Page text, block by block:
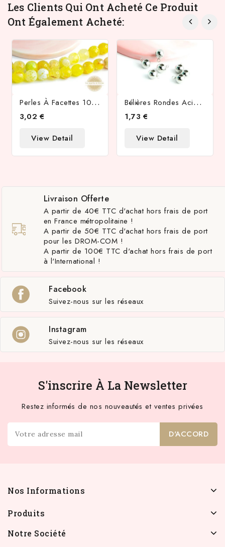
Les Clients Qui Ont Acheté Ce Produit
Ont Également Acheté:
P
Erles À Facettes 10mm Agate Naturelle Teintée Jaune
3,02 €
View Detail
B
Élières Rondes Acier Inoxydable Couleur Acier Pour Cordon 3mm
1,73 €
View Detail
Livraison Offerte
A partir de 40€ TTC d'achat hors frais de port
en France métropolitaine !
A partir de 50€ TTC d'achat hors frais de port
pour les DROM-COM !
A partir de 100€ TTC d'achat hors frais de port
à l'International !
Facebook
Suivez-nous sur les réseaux
Instagram
Suivez-nous sur les réseaux
S'inscrire À La Newsletter
Restez informés de nos nouveautés et ventes privées
Nos Informations
Produits
Notre Société